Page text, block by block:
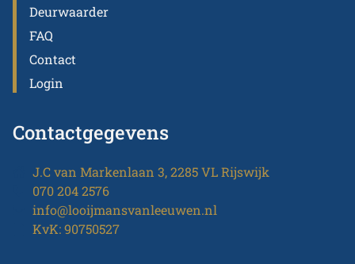
Deurwaarder
FAQ
Contact
Login
Contactgegevens
J.C van Markenlaan 3, 2285 VL Rijswijk
070 204 2576
info@looijmansvanleeuwen.nl
KvK: 90750527